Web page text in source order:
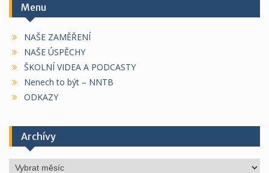
Menu
NAŠE ZAMĚŘENÍ
NAŠE ÚSPĚCHY
ŠKOLNÍ VIDEA A PODCASTY
Nenech to být – NNTB
ODKAZY
Archívy
Archívy